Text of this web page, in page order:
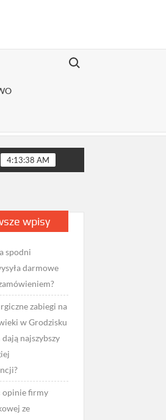
Search for:
Jak sprawdzić opinie firmy
4:13:38 AM
wpisy
spodni
darmowe
zabiegi na
w Grodzisku
najszybszy
opinie firmy
ze